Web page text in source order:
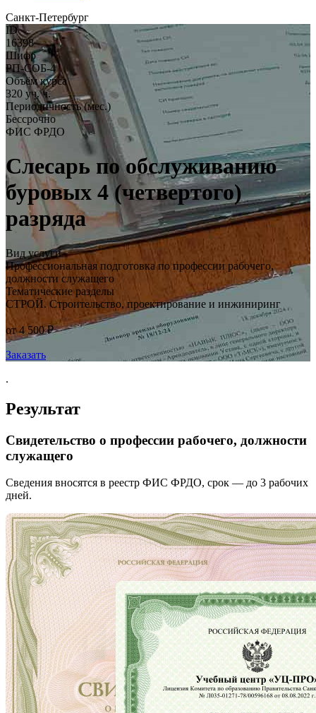
Санкт-Петербург
ID
16398
Шифр
РП-СОБ-4
Объём курса
320 уч. ч.
Периодичность (мес.)
Бессрочно
ФИС ФРДО
Слесарь по обслуживанию
буровых 4 (четвертого)
разряда
Вид услуги
Профессиональная подготовка по профессии рабочего,
должности служащего
Тематические разделы
СТРОЙ. Строительство, проектирование и инжиниринг
от 4 500 ₽
Заказать
.
Результат
Свидетельство о профессии рабочего, должности
служащего
Сведения вносятся в реестр ФИС ФРДО, срок — до 3 рабочих
дней.